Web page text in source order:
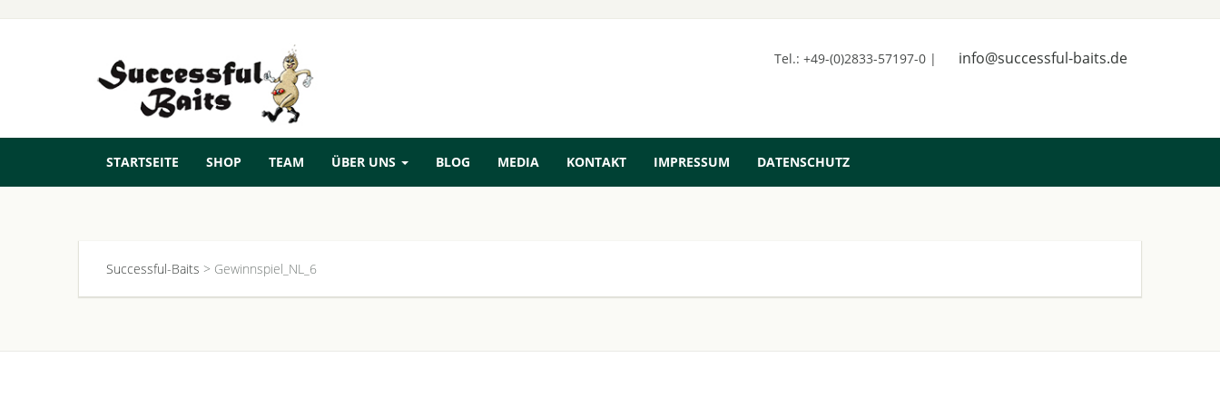
Tel.: +49-(0)2833-57197-0 | info@successful-baits.de
STARTSEITE SHOP TEAM ÜBER UNS BLOG MEDIA KONTAKT IMPRESSUM DATENSCHUTZ
Successful-Baits > Gewinnspiel_NL_6